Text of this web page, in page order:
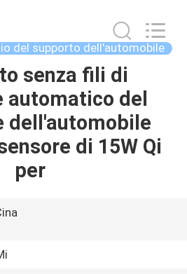
del supporto dell'automobile
senza fili di
automatico del
dell'automobile
di 15W Qi
per